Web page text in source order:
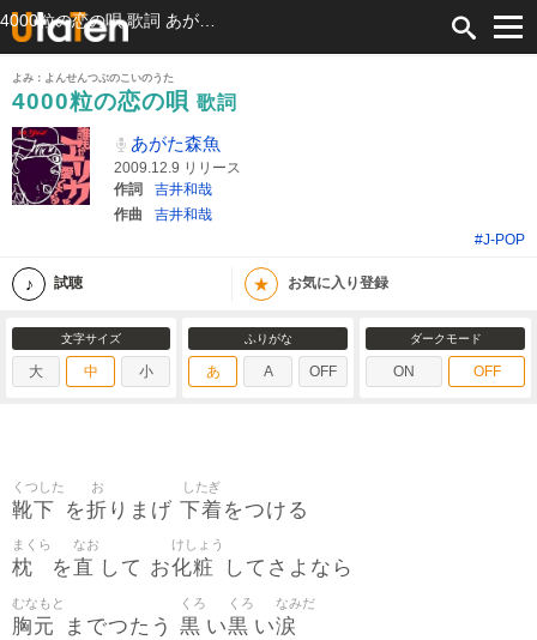
よみ：よんせんつぶのこいのうた
4000粒の恋の唄 歌詞
あがた森魚
2009.12.9 リリース
作詞
吉井和哉
作曲
吉井和哉
#J-POP
試聴 ★ お気に入り登録
文字サイズ
大 中 小
ふりがな
あ A OFF
ダークモード
ON OFF
靴下
くつした
を折
お
りまげ 下着
したぎ
をつける
枕
まくら
を直
なお
して お化粧
けしょう
してさよなら
胸元
むなもと
までつたう 黒
くろ
い黒
くろ
い涙
なみだ